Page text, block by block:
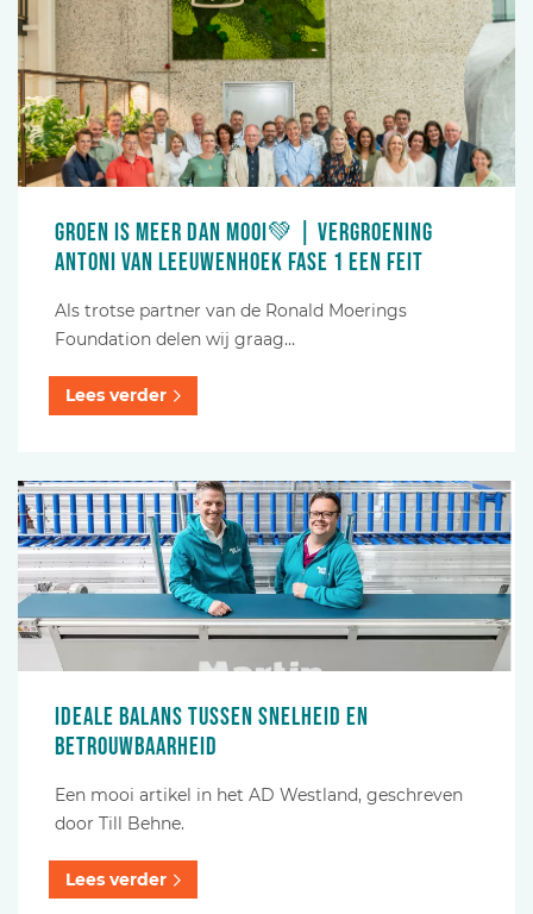
Groen is meer dan mooi💚 | Vergroening
Antoni van Leeuwenhoek fase 1 een feit
Als trotse partner van de Ronald Moerings
Foundation delen wij graag…
Lees verder
Ideale balans tussen snelheid en
betrouwbaarheid
Een mooi artikel in het AD Westland, geschreven
door Till Behne.
Lees verder
Accessoires